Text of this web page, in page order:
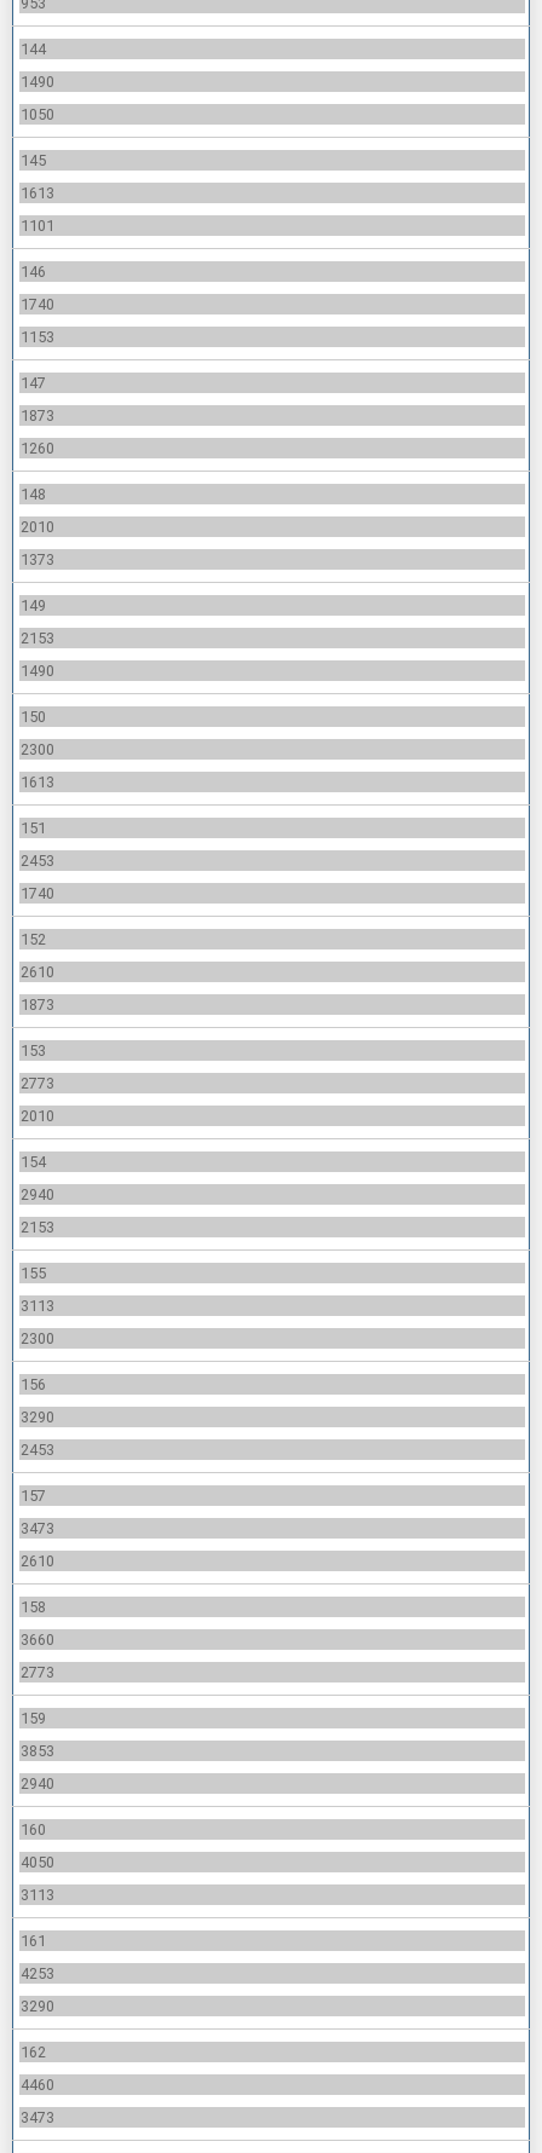
144
1490
1050
145
1613
1101
146
1740
1153
147
1873
1260
148
2010
1373
149
2153
1490
150
2300
1613
151
2453
1740
152
2610
1873
153
2773
2010
154
2940
2153
155
3113
2300
156
3290
2453
157
3473
2610
158
3660
2773
159
3853
2940
160
4050
3113
161
4253
3290
162
4460
3473